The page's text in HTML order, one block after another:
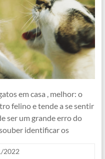
em casa , melhor: o
felino e tende a se sentir
ser um grande erro do
identificar os
2022